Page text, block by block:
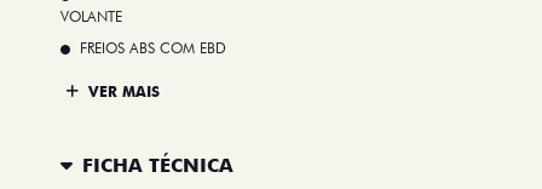
VOLANTE
FREIOS ABS COM EBD
VER MAIS
FICHA TÉCNICA